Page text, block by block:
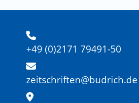
+49 (0)2171 79491-50
zeitschriften@budrich.de